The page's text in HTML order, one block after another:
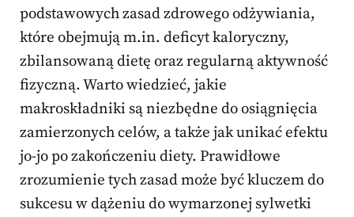
podstawowych zasad zdrowego odżywiania,
które obejmują m.in. deficyt kaloryczny,
zbilansowaną dietę oraz regularną aktywność
fizyczną. Warto wiedzieć, jakie
makroskładniki są niezbędne do osiągnięcia
zamierzonych celów, a także jak unikać efektu
jo-jo po zakończeniu diety. Prawidłowe
zrozumienie tych zasad może być kluczem do
sukcesu w dążeniu do wymarzonej sylwetki